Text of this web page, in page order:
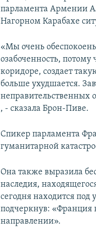
парламента Армении
Нагорном Карабахе
«Мы очень
озабоченность, потому
коридоре, создает
больше ухудшается.
неправительственных
, - сказала Брон-Пиве.
Спикер парламента
гуманитарной
Она также выразила
наследия,
сегодня находится
подчеркнув: «Франция
направлении».